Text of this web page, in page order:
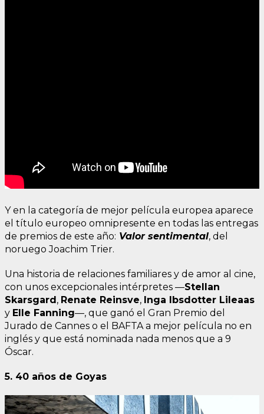
Y en la categoría de mejor película europea aparece
el título europeo omnipresente en todas las entregas
de premios de este año: Valor sentimental, del
noruego Joachim Trier.
Una historia de relaciones familiares y de amor al cine,
con unos excepcionales intérpretes —Stellan
Skarsgard, Renate Reinsve, Inga Ibsdotter Lileaas
y Elle Fanning—, que ganó el Gran Premio del
Jurado de Cannes o el BAFTA a mejor película no en
inglés y que está nominada nada menos que a 9
Óscar.
5. 40 años de Goyas